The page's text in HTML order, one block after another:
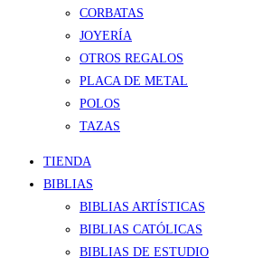
CORBATAS
JOYERÍA
OTROS REGALOS
PLACA DE METAL
POLOS
TAZAS
TIENDA
BIBLIAS
BIBLIAS ARTÍSTICAS
BIBLIAS CATÓLICAS
BIBLIAS DE ESTUDIO